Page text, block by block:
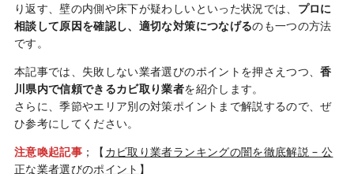
り返す、壁の内側や床下が疑わしいといった状況では、 プロに
相談して原因を確認し、適切な対策につなげるのも一つの方法
です。
本記事では、失敗しない業者選びのポイントを押さえつつ、香
川県内で信頼できるカビ取り業者を紹介します。
さらに、季節やエリア別の対策ポイントまで解説するので、ぜ
ひ参考にしてください。
注意喚起記事 ；【 カビ取り業者ランキングの闇を徹底解説 – 公
正な業者選びのポイント 】